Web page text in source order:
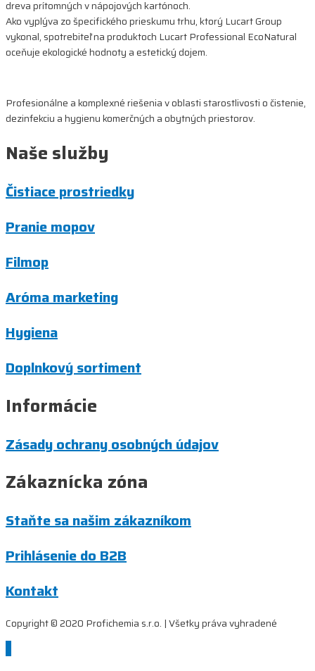
dreva prítomných v nápojových kartónoch.
Ako vyplýva zo špecifického prieskumu trhu, ktorý Lucart Group
vykonal, spotrebiteľ na produktoch Lucart Professional EcoNatural
oceňuje ekologické hodnoty a estetický dojem.
Profesionálne a komplexné riešenia v oblasti starostlivosti o čistenie,
dezinfekciu a hygienu komerčných a obytných priestorov.
Naše služby
Čistiace prostriedky
Pranie mopov
Filmop
Aróma marketing
Hygiena
Doplnkový sortiment
Informácie
Zásady ochrany osobných údajov
Zákaznícka zóna
Staňte sa našim zákazníkom
Prihlásenie do B2B
Kontakt
Copyright © 2020 Profichemia s.r.o. | Všetky práva vyhradené